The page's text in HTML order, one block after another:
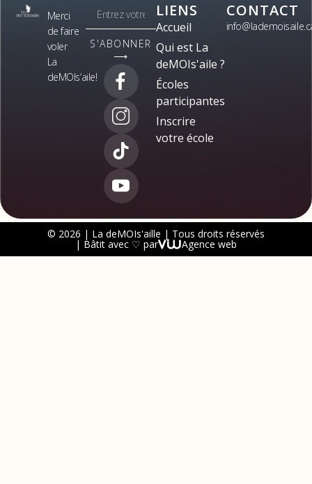
Merci
de faire
voler
La
deMOIs’aile!
S'ABONNER
⟶
LIENS
Accueil
Qui est La
deMOIs'aile ?
Écoles
participantes
Inscrire
votre école
CONTACT
© 2026 | La deMOIs'aille | Tous droits réservés
| Bâtit avec ♡ par Agence web